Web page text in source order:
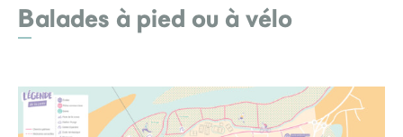
Balades à pied ou à vélo